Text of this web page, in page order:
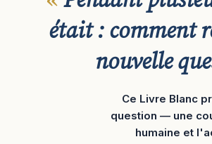
était : comment
nouvelle
Ce Livre Blanc
question — une
humaine et